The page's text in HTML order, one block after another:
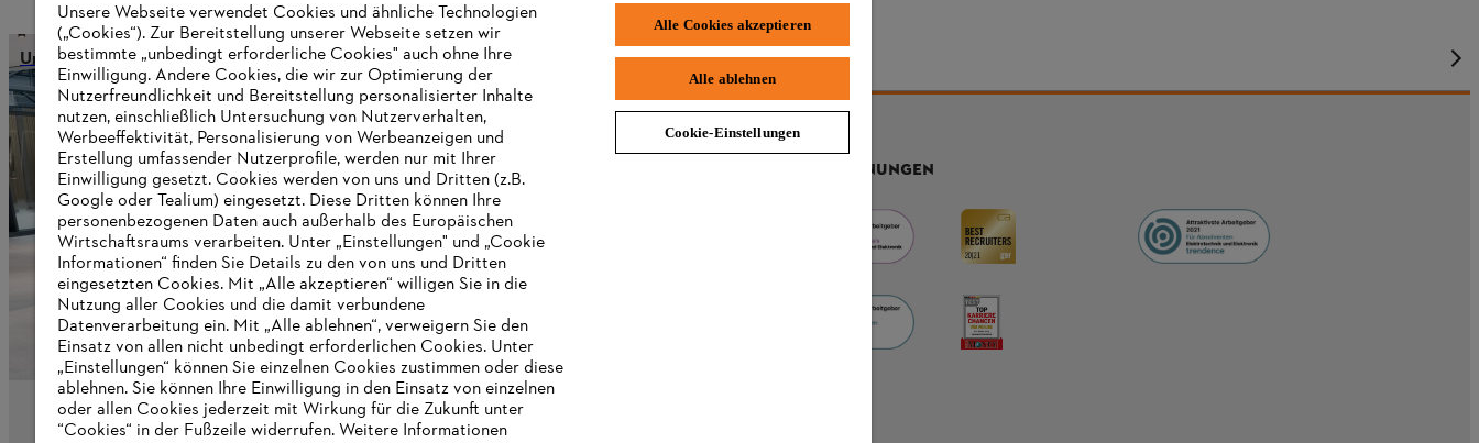
Unternehmensführung und Organisation
Informationen für Lieferanten
Produkte
Kontakt
Karriere
Hinweisgebersystem
AUSZEICHNUNGEN
Unsere Webseite verwendet Cookies und ähnliche Technologien
(„Cookies“). Zur Bereitstellung unserer Webseite setzen wir
bestimmte „unbedingt erforderliche Cookies" auch ohne Ihre
Einwilligung. Andere Cookies, die wir zur Optimierung der
Nutzerfreundlichkeit und Bereitstellung personalisierter Inhalte
nutzen, einschließlich Untersuchung von Nutzerverhalten,
Werbeeffektivität, Personalisierung von Werbeanzeigen und
Erstellung umfassender Nutzerprofile, werden nur mit Ihrer
Einwilligung gesetzt. Cookies werden von uns und Dritten (z.B.
Google oder Tealium) eingesetzt. Diese Dritten können Ihre
personenbezogenen Daten auch außerhalb des Europäischen
Wirtschaftsraums verarbeiten. Unter „Einstellungen" und „Cookie
Informationen“ finden Sie Details zu den von uns und Dritten
eingesetzten Cookies. Mit „Alle akzeptieren“ willigen Sie in die
Nutzung aller Cookies und die damit verbundene
Datenverarbeitung ein. Mit „Alle ablehnen“, verweigern Sie den
Einsatz von allen nicht unbedingt erforderlichen Cookies. Unter
„Einstellungen“ können Sie einzelnen Cookies zustimmen oder diese
ablehnen. Sie können Ihre Einwilligung in den Einsatz von einzelnen
oder allen Cookies jederzeit mit Wirkung für die Zukunft unter
“Cookies“ in der Fußzeile widerrufen. Weitere Informationen
Alle Cookies akzeptieren
Alle ablehnen
Cookie-Einstellungen